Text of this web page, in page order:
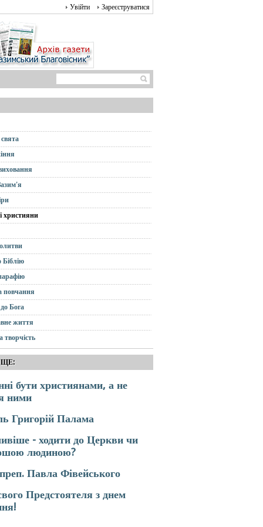
Увійти Зареєструватися
християни
Біблію
повчання
Бога
життя
творчість
ЩЕ:
бути християнами, а не
ними
Григорій Палама
- ходити до Церкви чи
людиною?
Павла Фівейського
Предстоятеля з днем